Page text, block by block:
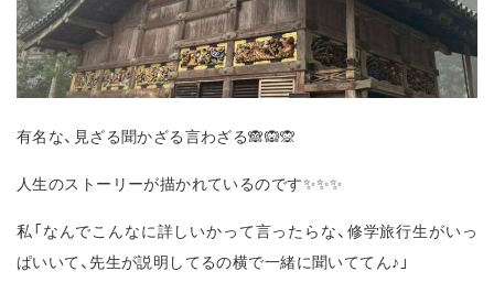
有名な、見ざる聞かざる言わざる🙈🙉🙊
人生のストーリーが描かれているのです✨✨✨
私「なんでこんなに詳しいかって言ったらな、修学旅行生がいっ
ぱいいて、先生が説明してるの横で一緒に聞いててん♪」